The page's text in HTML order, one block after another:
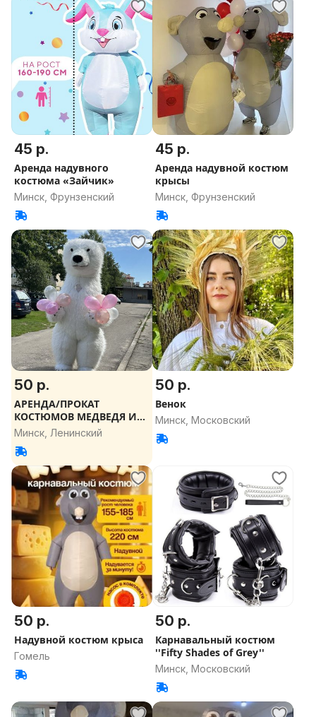
45 р.
Аренда надувного
костюма «Зайчик»
Минск, Фрунзенский
45 р.
Аренда надувной костюм
крысы
Минск, Фрунзенский
50 р.
АРЕНДА/ПРОКАТ
КОСТЮМОВ МЕДВЕДЯ И
ГОРИЛЛЫ
Минск, Ленинский
50 р.
Венок
Минск, Московский
50 р.
Надувной костюм крыса
Гомель
50 р.
Карнавальный костюм
''Fifty Shades of Grey''
Минск, Московский